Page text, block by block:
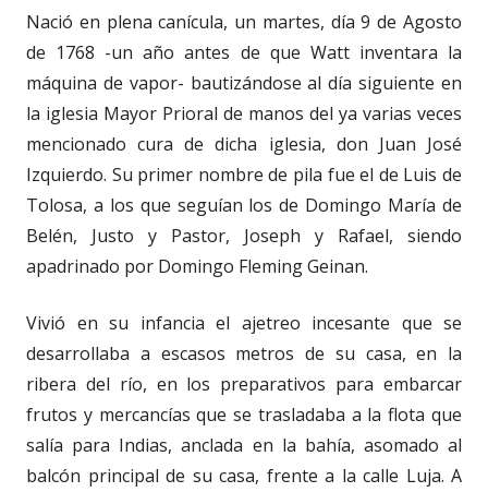
Nació en plena canícula, un martes, día 9 de Agosto
de 1768 -un año antes de que Watt inventara la
máquina de vapor- bautizándose al día siguiente en
la iglesia Mayor Prioral de manos del ya varias veces
mencionado cura de dicha iglesia, don Juan José
Izquierdo. Su primer nombre de pila fue el de Luis de
Tolosa, a los que seguían los de Domingo María de
Belén, Justo y Pastor, Joseph y Rafael, siendo
apadrinado por Domingo Fleming Geinan.
Vivió en su infancia el ajetreo incesante que se
desarrollaba a escasos metros de su casa, en la
ribera del río, en los preparativos para embarcar
frutos y mercancías que se trasladaba a la flota que
salía para Indias, anclada en la bahía, asomado al
balcón principal de su casa, frente a la calle Luja. A